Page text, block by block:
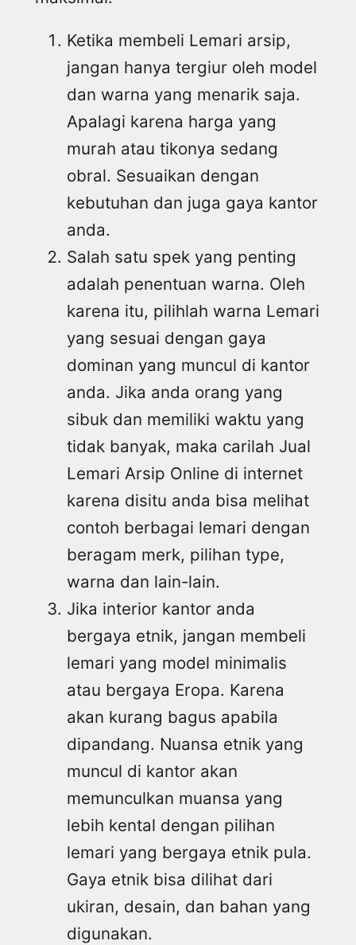
Ketika membeli Lemari arsip,
jangan hanya tergiur oleh model
dan warna yang menarik saja.
Apalagi karena harga yang
murah atau tikonya sedang
obral. Sesuaikan dengan
kebutuhan dan juga gaya kantor
anda.
Salah satu spek yang penting
adalah penentuan warna. Oleh
karena itu, pilihlah warna Lemari
yang sesuai dengan gaya
dominan yang muncul di kantor
anda. Jika anda orang yang
sibuk dan memiliki waktu yang
tidak banyak, maka carilah Jual
Lemari Arsip Online di internet
karena disitu anda bisa melihat
contoh berbagai lemari dengan
beragam merk, pilihan type,
warna dan lain-lain.
Jika interior kantor anda
bergaya etnik, jangan membeli
lemari yang model minimalis
atau bergaya Eropa. Karena
akan kurang bagus apabila
dipandang. Nuansa etnik yang
muncul di kantor akan
memunculkan muansa yang
lebih kental dengan pilihan
lemari yang bergaya etnik pula.
Gaya etnik bisa dilihat dari
ukiran, desain, dan bahan yang
digunakan.